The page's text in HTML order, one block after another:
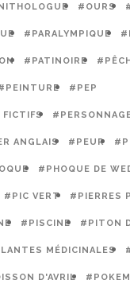
#OURS
#PARALYMPIQUE
#PATINOIRE
#PEP
FICTIFS
ANGLAIS #PEUR
#PHOQUE DE
#PIC VERT #PIERRES
#PISCINE #PITON
MÉDICINALES
D'AVRIL